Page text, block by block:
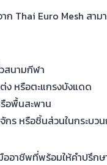
ก Thai Euro Mesh สาม
สนามกีฬา
ง หรือตะแกรงบังแดด
อพื้นสะพาน
จักร หรือชิ้นส่วนในกระบว
อาชีพที่พร้อมให้คำปรึกษ